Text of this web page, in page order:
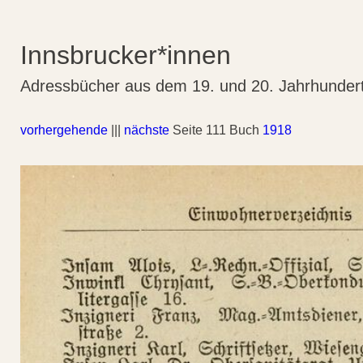
Innsbrucker*innen
Adressbücher aus dem 19. und 20.
vorhergehende nächste Seite 111 Buch 1918